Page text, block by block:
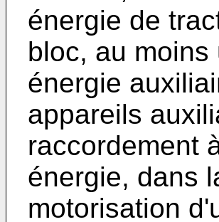
énergie de
bloc, au
énergie
appareils
raccordement
énergie, dans
motorisation